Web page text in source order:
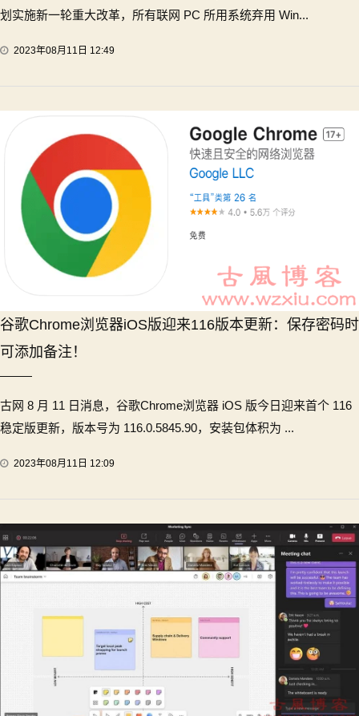
划实施新一轮重大改革，所有联网 PC 所用系统弃用 Win...
2023年08月11日 12:49
谷歌Chrome浏览器iOS版迎来116版本更新：保存密码时
可添加备注！
古网 8 月 11 日消息，谷歌Chrome浏览器 iOS 版今日迎来首个 116
稳定版更新，版本号为 116.0.5845.90，安装包体积为 ...
2023年08月11日 12:09